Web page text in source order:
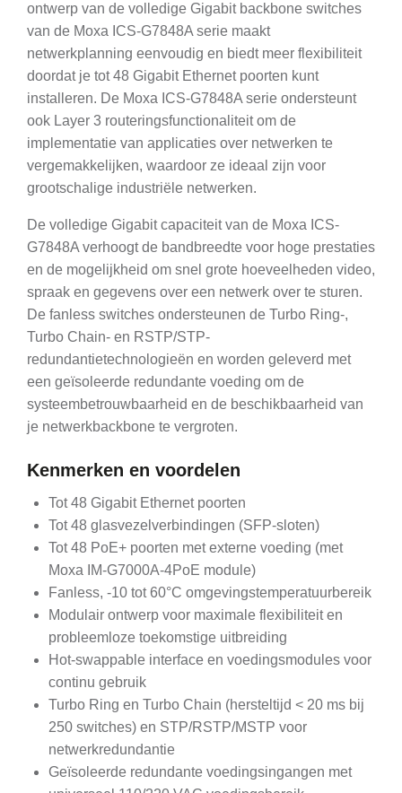
ontwerp van de volledige Gigabit backbone switches
van de Moxa ICS-G7848A serie maakt
netwerkplanning eenvoudig en biedt meer flexibiliteit
doordat je tot 48 Gigabit Ethernet poorten kunt
installeren. De Moxa ICS-G7848A serie ondersteunt
ook Layer 3 routeringsfunctionaliteit om de
implementatie van applicaties over netwerken te
vergemakkelijken, waardoor ze ideaal zijn voor
grootschalige industriële netwerken.
De volledige Gigabit capaciteit van de Moxa ICS-
G7848A verhoogt de bandbreedte voor hoge prestaties
en de mogelijkheid om snel grote hoeveelheden video,
spraak en gegevens over een netwerk over te sturen.
De fanless switches ondersteunen de Turbo Ring-,
Turbo Chain- en RSTP/STP-
redundantietechnologieën en worden geleverd met
een geïsoleerde redundante voeding om de
systeembetrouwbaarheid en de beschikbaarheid van
je netwerkbackbone te vergroten.
Kenmerken en voordelen
Tot 48 Gigabit Ethernet poorten
Tot 48 glasvezelverbindingen (SFP-sloten)
Tot 48 PoE+ poorten met externe voeding (met
Moxa IM-G7000A-4PoE module)
Fanless, -10 tot 60°C omgevingstemperatuurbereik
Modulair ontwerp voor maximale flexibiliteit en
probleemloze toekomstige uitbreiding
Hot-swappable interface en voedingsmodules voor
continu gebruik
Turbo Ring en Turbo Chain (hersteltijd < 20 ms bij
250 switches) en STP/RSTP/MSTP voor
netwerkredundantie
Geïsoleerde redundante voedingsingangen met